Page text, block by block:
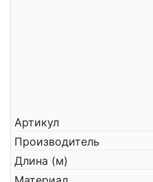
Артикул
Производитель
Длина (м)